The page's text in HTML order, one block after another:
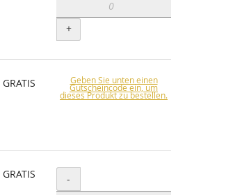
+
GRATIS Geben Sie unten einen
Gutscheincode ein, um
dieses Produkt zu bestellen.
GRATIS Menge
-